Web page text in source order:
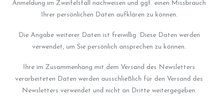
Anmeldung im Zweifelsfall nachweisen und ggf. einen Missbrauch
Ihrer persönlichen Daten aufklären zu können.
Die Angabe weiterer Daten ist freiwillig. Diese Daten werden
verwendet, um Sie persönlich ansprechen zu können.
Ihre im Zusammenhang mit dem Versand des Newsletters
verarbeiteten Daten werden ausschließlich für den Versand des
Newsletters verwendet und nicht an Dritte weitergegeben.